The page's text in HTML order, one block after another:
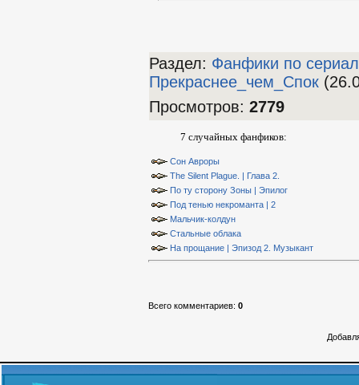
Раздел: Фанфики по
Прекраснее_чем_Спок
Просмотров: 2779
7 случайных фанфиков:
Сон Авроры
The Silent Plague. | Глава 2.
По ту сторону Зоны | Эпилог
Под тенью некроманта | 2
Мальчик-колдун
Стальные облака
На прощание | Эпизод 2. Музыкант
Всего комментариев: 0